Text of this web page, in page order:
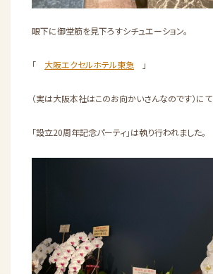
眼下に御堂筋を見下ろすシチュエーション。
「 大阪エクセルホテル東急 」
（実は大阪本社はこのお向かいさんなのです）にて
「設立20周年記念パーティ」は執り行われました。